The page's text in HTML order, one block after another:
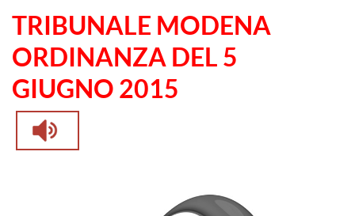
TRIBUNALE MODENA
ORDINANZA DEL 5
GIUGNO 2015